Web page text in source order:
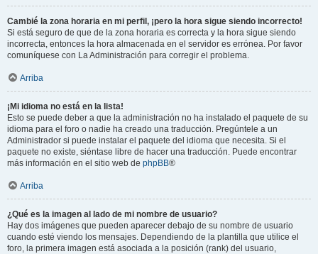
Cambié la zona horaria en mi perfil, ¡pero la hora sigue siendo incorrecto!
Si está seguro de que de la zona horaria es correcta y la hora sigue siendo
incorrecta, entonces la hora almacenada en el servidor es errónea. Por favor
comuníquese con La Administración para corregir el problema.
Arriba
¡Mi idioma no está en la lista!
Esto se puede deber a que la administración no ha instalado el paquete de su
idioma para el foro o nadie ha creado una traducción. Pregúntele a un
Administrador si puede instalar el paquete del idioma que necesita. Si el
paquete no existe, siéntase libre de hacer una traducción. Puede encontrar
más información en el sitio web de phpBB®
Arriba
¿Qué es la imagen al lado de mi nombre de usuario?
Hay dos imágenes que pueden aparecer debajo de su nombre de usuario
cuando esté viendo los mensajes. Dependiendo de la plantilla que utilice el
foro, la primera imagen está asociada a la posición (rank) del usuario,